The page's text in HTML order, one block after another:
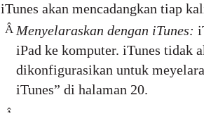
iTunes akan mencadangkan tiap
Â Menyelaraskan dengan iTunes:
iPad ke komputer. iTunes tidak
dikonfigurasikan untuk
iTunes” di halaman 20.